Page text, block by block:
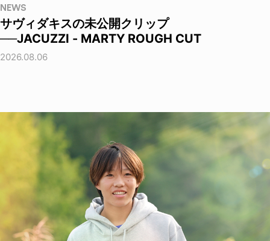
NEWS
サヴィダキスの未公開クリップ
──JACUZZI - MARTY ROUGH CUT
2026.08.06